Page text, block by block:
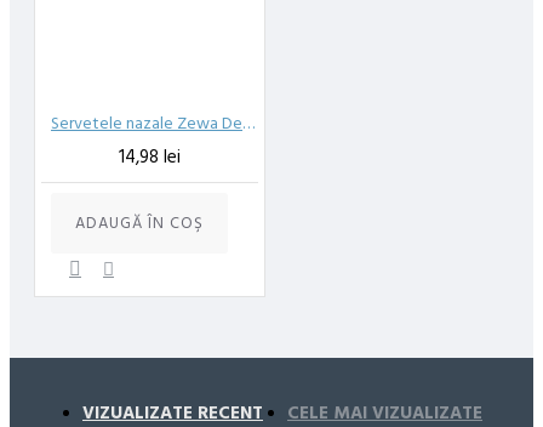
Servetele nazale Zewa Deluxe Original 3 straturi 10 buc
14,98 lei
ADAUGĂ ÎN COŞ
VIZUALIZATE RECENT CELE MAI VIZUALIZATE